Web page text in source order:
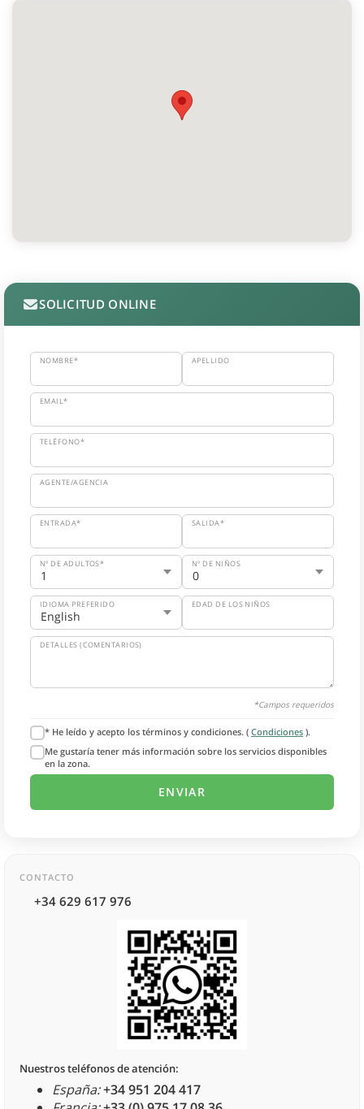
SOLICITUD ONLINE
NOMBRE* APELLIDO
EMAIL*
TELÉFONO*
AGENTE/AGENCIA
ENTRADA* SALIDA*
Nº DE ADULTOS* Nº DE NIÑOS
IDIOMA PREFERIDO EDAD DE LOS NIÑOS
DETALLES (COMENTARIOS)
*Campos requeridos
* He leído y acepto los términos y condiciones. ( Condiciones ).
Me gustaría tener más información sobre los servicios disponibles
en la zona.
CONTACTO
+34 629 617 976
Nuestros teléfonos de atención:
España:+34 951 204 417